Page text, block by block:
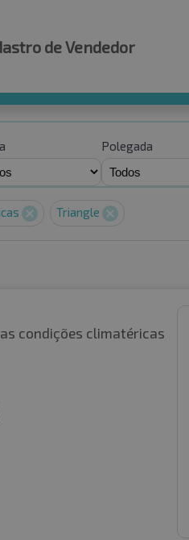
de Vendedor
Polegada
Triangle
condições climatéricas